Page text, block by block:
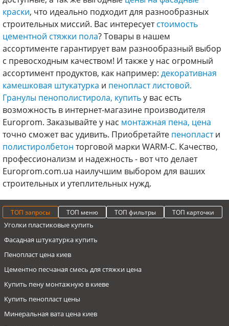
краски, что идеально подходит для разнообразных
строительных миссий. Вас интересуетстоимость
цементной стяжки пола? Товары в нашем
ассортименте гарантирует вам разнообразный выбор
с превосходным качеством! И также у нас огромный
ассортимент продуктов, как например: декоративная
камешковая штукатурка и пенопласт листовой.
Гранулы пенополистирола, купитьу вас есть
возможность в интернет-магазине производителя
Europrom. Заказывайте у нас монтажная пена, цена
точно сможет вас удивить. Приобретайте пенопласти
полистиролбетон торговой марки WARM-C. Качество,
профессионализм и надежность - вот что делает
Europrom.com.ua наилучшим выбором для ваших
строительных и утеплительных нужд.
ТОП запросы ТОП меню ТОП фильтры ТОП карточки
Уголки пластиковые купить
Фасадная штукатурка купить
Пенопласт цена киев
Цементно песчаная смесь для стяжки цена
Купить пену монтажную в киеве
Купить пенопласт цены
Минеральная вата цена киев